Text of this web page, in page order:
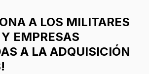
A LOS MILITARES
EMPRESAS
A LA ADQUISICIÓN